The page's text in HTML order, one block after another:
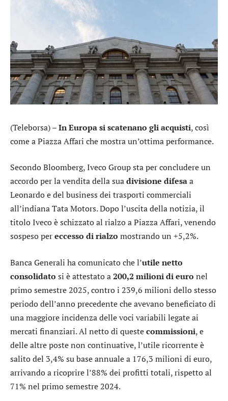
(Teleborsa) –In Europa si scatenano gli acquisti, così
come a Piazza Affari che mostra un’ottima performance.
Secondo Bloomberg,Iveco Groupsta per concludere un
accordo per la vendita della suadivisione difesaa
Leonardoe del business dei trasporti commerciali
all’indiana Tata Motors. Dopo l’uscita della notizia, il
titolo Iveco è schizzato al rialzo a Piazza Affari, venendo
sospeso pereccesso di rialzo mostrando un +5,2%.
Banca Generali ha comunicato che l’utile netto
consolidato si è attestato a200,2 milioni di euro nel
primo semestre 2025, contro i 239,6 milioni dello stesso
periodo dell’anno precedente che avevano beneficiato di
una maggiore incidenza delle voci variabili legate ai
mercati finanziari. Al netto di questecommissioni, e
delle altre poste non continuative, l’utile ricorrente è
salito del 3,4% su base annuale a 176,3 milioni di euro,
arrivando a ricoprire l’88% dei profitti totali, rispetto al
71% nel primo semestre 2024.